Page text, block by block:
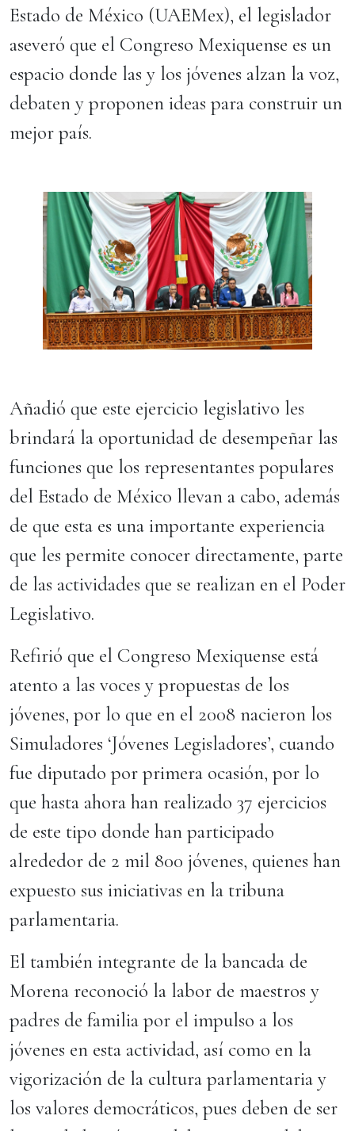
Estado de México (UAEMex), el legislador
aseveró que el Congreso Mexiquense es un
espacio donde las y los jóvenes alzan la voz,
debaten y proponen ideas para construir un
mejor país.
Añadió que este ejercicio legislativo les
brindará la oportunidad de desempeñar las
funciones que los representantes populares
del Estado de México llevan a cabo, además
de que esta es una importante experiencia
que les permite conocer directamente, parte
de las actividades que se realizan en el Poder
Legislativo.
Refirió que el Congreso Mexiquense está
atento a las voces y propuestas de los
jóvenes, por lo que en el 2008 nacieron los
Simuladores ‘Jóvenes Legisladores’, cuando
fue diputado por primera ocasión, por lo
que hasta ahora han realizado 37 ejercicios
de este tipo donde han participado
alrededor de 2 mil 800 jóvenes, quienes han
expuesto sus iniciativas en la tribuna
parlamentaria.
El también integrante de la bancada de
Morena reconoció la labor de maestros y
padres de familia por el impulso a los
jóvenes en esta actividad, así como en la
vigorización de la cultura parlamentaria y
los valores democráticos, pues deben de ser